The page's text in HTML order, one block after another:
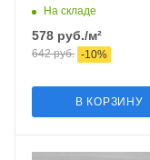
FP33.2
На складе
578 руб./м²
642руб. -10%
В КОРЗИНУ